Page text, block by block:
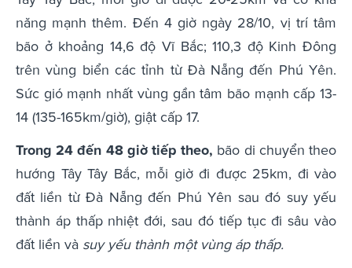
năng mạnh thêm. Đến 4 giờ ngày 28/10, vị trí tâm
bão ở khoảng 14,6 độ Vĩ Bắc; 110,3 độ Kinh Đông
trên vùng biển các tỉnh từ Đà Nẵng đến Phú Yên.
Sức gió mạnh nhất vùng gần tâm bão mạnh cấp 13-
14 (135-165km/giờ), giật cấp 17.
Trong 24 đến 48 giờ tiếp theo, bão di chuyển theo
hướng Tây Tây Bắc, mỗi giờ đi được 25km, đi vào
đất liền từ Đà Nẵng đến Phú Yên sau đó suy yếu
thành áp thấp nhiệt đới, sau đó tiếp tục đi sâu vào
đất liền và suy yếu thành một vùng áp thấp.